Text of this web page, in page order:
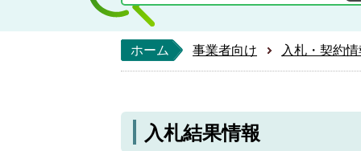
ホーム 事業者向け 入札・契約
入札結果情報